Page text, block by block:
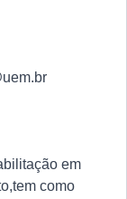
em
como